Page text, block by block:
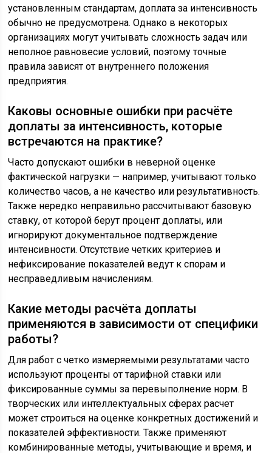
установленным стандартам, доплата за интенсивность
обычно не предусмотрена. Однако в некоторых
организациях могут учитывать сложность задач или
неполное равновесие условий, поэтому точные
правила зависят от внутреннего положения
предприятия.
Каковы основные ошибки при расчёте
доплаты за интенсивность, которые
встречаются на практике?
Часто допускают ошибки в неверной оценке
фактической нагрузки — например, учитывают только
количество часов, а не качество или результативность.
Также нередко неправильно рассчитывают базовую
ставку, от которой берут процент доплаты, или
игнорируют документальное подтверждение
интенсивности. Отсутствие четких критериев и
нефиксирование показателей ведут к спорам и
несправедливым начислениям.
Какие методы расчёта доплаты
применяются в зависимости от специфики
работы?
Для работ с четко измеряемыми результатами часто
используют проценты от тарифной ставки или
фиксированные суммы за перевыполнение норм. В
творческих или интеллектуальных сферах расчет
может строиться на оценке конкретных достижений и
показателей эффективности. Также применяют
комбинированные методы, учитывающие и время, и